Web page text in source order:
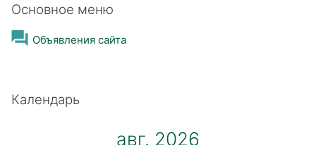
Основное меню
Объявления сайта
Календарь
авг. 2026